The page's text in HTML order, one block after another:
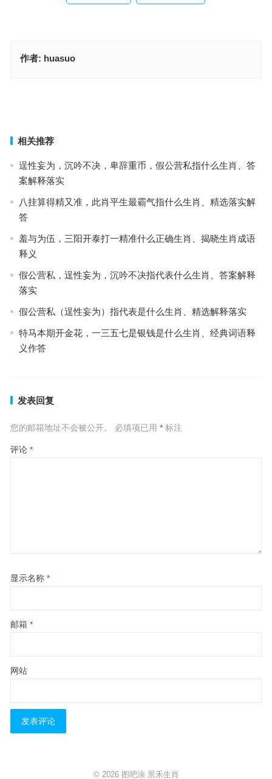
作者: huasuo
相关推荐
逞性妄为，沉吟不决，卑辞重币，假公营私指什么生肖、答
案解释落实
八挂算得精又准，此肖平生最霸气指什么生肖、精选落实解
答
羞与为伍，三阳开泰打一精准什么正确生肖、揭晓生肖成语
释义
假公营私，逞性妄为，沉吟不决指代表什么生肖、答案解释
落实
假公营私（逞性妄为）指代表是什么生肖、精选解释落实
特马本期开金花，一三五七是银钱是什么生肖、经典词语释
义作答
发表回复
您的邮箱地址不会被公开。 必填项已用 *标注
评论 *
显示名称 *
邮箱 *
网站
© 2026 图吧涂 景禾生肖